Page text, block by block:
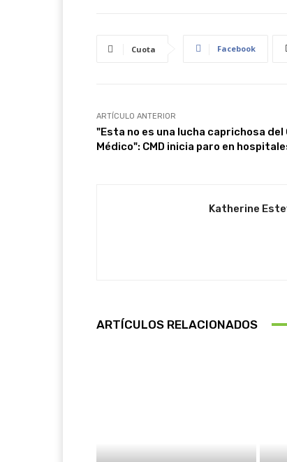
Cuota Facebook
ARTÍCULO ANTERIOR
"Esta no es una lucha caprichosa del
Médico": CMD inicia paro en
Katherine
ARTÍCULOS RELACIONADOS